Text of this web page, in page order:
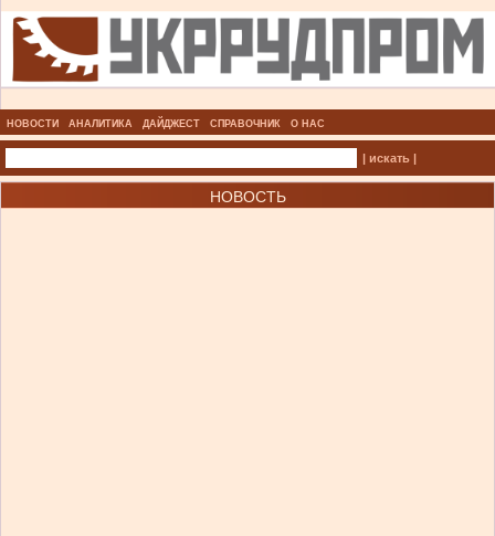
НОВОСТИ АНАЛИТИКА ДАЙДЖЕСТ СПРАВОЧНИК О НАС
| искать |
НОВОСТЬ